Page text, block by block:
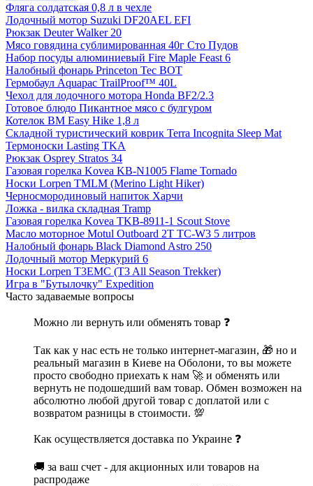
Фляга солдатская 0,8 л в чехле
Лодочный мотор Suzuki DF20AEL EFI
Рюкзак Deuter Walker 20
Мясо говядина сублимированная 40г Сто Пудов
Набор посуды алюминиевый Fire Maple Feast 6
Налобный фонарь Princeton Tec BOT
Гермобаул Aquapac TrailProof™ 40L
Чехол для лодочного мотора Honda BF2/2.3
Готовое блюдо Пикантное мясо с булгуром
Котелок BM Easy Hike 1,8 л
Складной туристический коврик Terra Incognita Sleep Mat
Термоноски Lasting TKA
Рюкзак Osprey Stratos 34
Газовая горелка Kovea KB-N1005 Flame Tornado
Носки Lorpen TMLM (Merino Light Hiker)
Черносмородиновый напиток Харчи
Ложка - вилка складная Tramp
Газовая горелка Kovea TKB-8911-1 Scout Stove
Масло моторное Motul Outboard 2T TC-W3 5 литров
Налобный фонарь Black Diamond Astro 250
Лодочный мотор Меркурий 6
Носки Lorpen T3EMC (T3 All Season Trekker)
Игра в "Бутылочку" Expedition
Часто задаваемые вопросы
Можно ли вернуть или обменять товар ❓
Так как у нас есть не только интернет-магазин, 🎁 но и
реальный магазин в Киеве на Оболони, то вы можете
просто свободно приехать к нам 🚀 и обменять или
вернуть не подошедший вам товар. Обмен возможен на
абсолютно любой другой товар с доплатой или с
возвратом разницы в стоимости. 💯
Как осуществляется доставка по Украине ❓
🚚 за ваш счет - для акционных или товаров на
распродаже